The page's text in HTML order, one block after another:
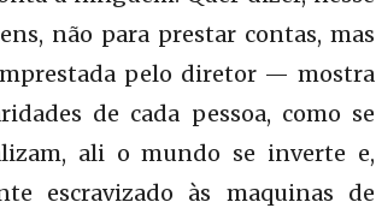
não para prestar contas, mas
pelo diretor — mostra
de cada pessoa, como se
ali o mundo se inverte e,
escravizado às maquinas de